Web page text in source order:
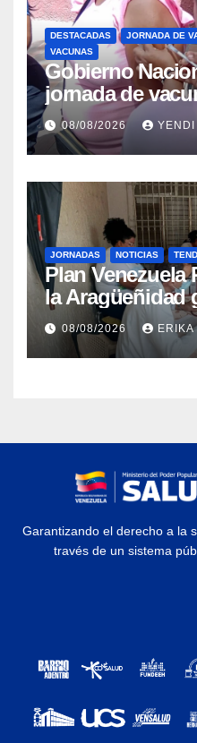
DESTACADAS JORNADA DE
VACUNAS
Gobierno
jornada de
Guaira para
epidemiológica
08/08/2026 YENDI
JORNADAS NOTICIAS
Plan Venezuela
la Aragüeñidad
atención
Aragua
08/08/2026 ERIKA
Garantizando el derecho a la
través de un sistema